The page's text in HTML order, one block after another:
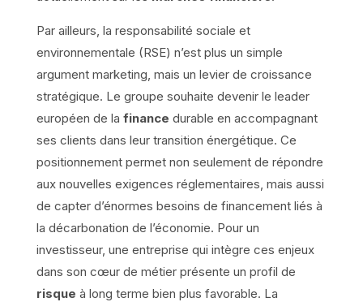
Par ailleurs, la responsabilité sociale et
environnementale (RSE) n’est plus un simple
argument marketing, mais un levier de croissance
stratégique. Le groupe souhaite devenir le leader
européen de la finance durable en accompagnant
ses clients dans leur transition énergétique. Ce
positionnement permet non seulement de répondre
aux nouvelles exigences réglementaires, mais aussi
de capter d’énormes besoins de financement liés à
la décarbonation de l’économie. Pour un
investisseur, une entreprise qui intègre ces enjeux
dans son cœur de métier présente un profil de
risque à long terme bien plus favorable. La